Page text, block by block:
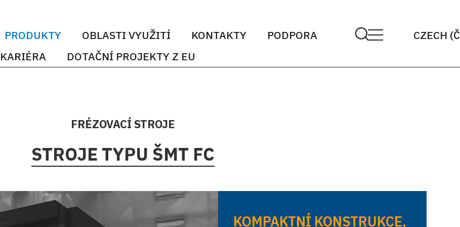
PRODUKTY OBLASTI VYUŽITÍ KONTAKTY
PODPORA
KARIÉRA DOTAČNÍ PROJEKTY Z EU
CZECH
FRÉZOVACÍ STROJE
STROJE TYPU ŠMT FC
KOMPAKTNÍ KONSTRUKCE,